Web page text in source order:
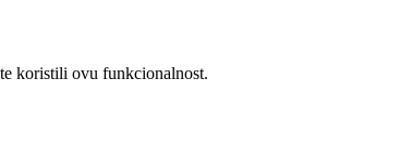
koristili ovu funkcionalnost.